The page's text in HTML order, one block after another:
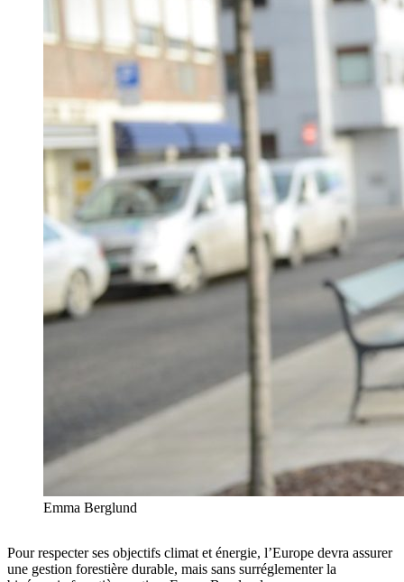
Emma Berglund
Pour respecter ses objectifs climat et énergie, l’Europe devra assurer
une gestion forestière durable, mais sans surréglementer la